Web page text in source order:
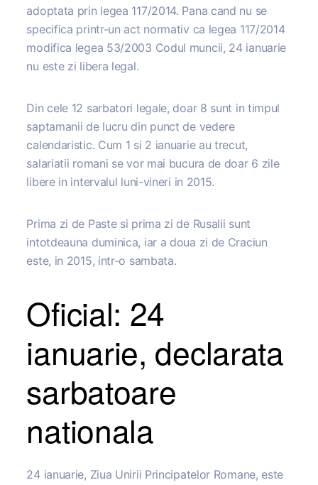
adoptata prin legea 117/2014. Pana cand nu se
specifica printr-un act normativ ca legea 117/2014
modifica legea 53/2003 Codul muncii, 24 ianuarie
nu este zi libera legal.
Din cele 12 sarbatori legale, doar 8 sunt in timpul
saptamanii de lucru din punct de vedere
calendaristic. Cum 1 si 2 ianuarie au trecut,
salariatii romani se vor mai bucura de doar 6 zile
libere in intervalul luni-vineri in 2015.
Prima zi de Paste si prima zi de Rusalii sunt
intotdeauna duminica, iar a doua zi de Craciun
este, in 2015, intr-o sambata.
Oficial: 24
ianuarie, declarata
sarbatoare
nationala
24 ianuarie, Ziua Unirii Principatelor Romane, este